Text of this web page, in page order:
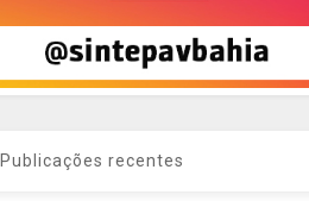
Publicações recentes